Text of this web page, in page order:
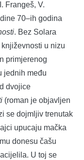
Frangeš, V.
70–ih godina
. Bez Solara
u nizu
primjerenog
jednih među
dvojice
(roman je objavljen
se dojmljiv trenutak
upucaju mačka
donesu čašu
U toj se